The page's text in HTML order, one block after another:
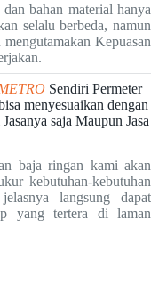
bahan material hanya
selalu berbeda, namun
Kepuasan
Sendiri Permeter
menyesuaikan dengan
saja Maupun Jasa
baja ringan kami akan
kebutuhan-kebutuhan
langsung dapat
yang tertera di laman